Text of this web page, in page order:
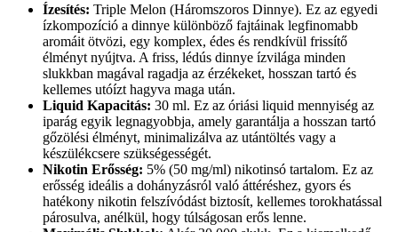
Ízesítés: Triple Melon (Háromszoros Dinnye). Ez az egyedi
ízkompozíció a dinnye különböző fajtáinak legfinomabb
aromáit ötvözi, egy komplex, édes és rendkívül frissítő
élményt nyújtva. A friss, lédús dinnye ízvilága minden
slukkban magával ragadja az érzékeket, hosszan tartó és
kellemes utóízt hagyva maga után.
Liquid Kapacitás: 30 ml. Ez az óriási liquid mennyiség az
iparág egyik legnagyobbja, amely garantálja a hosszan tartó
gőzölési élményt, minimalizálva az utántöltés vagy a
készülékcsere szükségességét.
Nikotin Erősség: 5% (50 mg/ml) nikotinsó tartalom. Ez az
erősség ideális a dohányzásról való áttéréshez, gyors és
hatékony nikotin felszívódást biztosít, kellemes torokhatással
párosulva, anélkül, hogy túlságosan erős lenne.